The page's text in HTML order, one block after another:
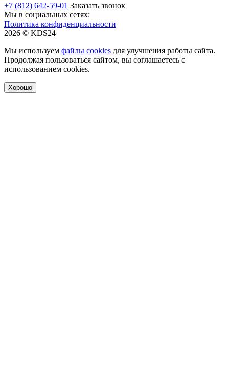
+7 (812) 642-59-01 Заказать звонок
Мы в социальных сетях:
Политика конфиденциальности
2026 © KDS24
Мы используем файлы cookies для улучшения работы сайта.
Продолжая пользоваться сайтом, вы соглашаетесь с
использованием cookies.
Хорошо